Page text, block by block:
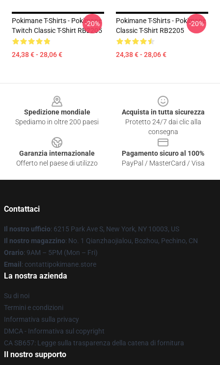
Pokimane T-Shirts - Pokimane
Twitch Classic T-Shirt RB2205
24,38 € - 28,06 €
-20%
Pokimane T-Shirts - Pokimane
Classic T-Shirt RB2205
24,38 € - 28,06 €
-20%
Spedizione mondiale
Spediamo in oltre 200 paesi
Acquista in tutta sicurezza
Protetto 24/7 dai clic alla
consegna
Garanzia internazionale
Offerto nel paese di utilizzo
Pagamento sicuro al 100%
PayPal / MasterCard / Visa
Contattaci
Il nostro ufficio: 6215 Park Ave S, New York, NY 10003, US
Il nostro magazzino: No. 1 Qianzhaojialou, Bozhou, Pechino, CN
Orario: 9AM – 5PM (Mon – Fri)
Email : contattipokimane.store
La nostra azienda
Su di noi
Termini e condizioni
Informativa sulla privacy
DMCA - Informativa sul copyright
CA SB657: Legge sulla trasparenza della catena di fornitura
Il nostro supporto